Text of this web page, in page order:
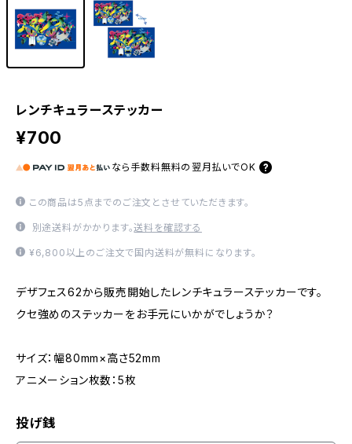
レンチキュラーステッカー
¥700
なら 手数料無料の 翌月払いでOK
この商品は5点までのご注文とさせていただきます。
別途送料がかかります。送料を確認する
¥6,800以上のご注文で国内送料が無料になります。
デザフェス62から販売開始したレンチキュラーステッカーです。
クセ強めのステッカーをお手元にいかがでしょうか？
サイズ：幅80mm×高さ52mm
アニメーション枚数：5枚
投げ銭